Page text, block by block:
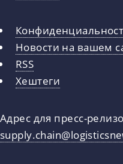
Новости на вашем
RSS
Хештеги
Адрес для пресс-